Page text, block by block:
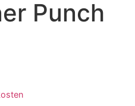
Punch